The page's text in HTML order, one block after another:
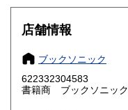
岐阜県
店舗情報
ブックソニック
622332304583
書籍商 ブックソニック